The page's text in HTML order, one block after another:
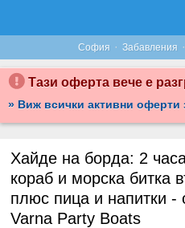
София · Забавления ·
Тази оферта вече е
» Виж всички активни оферти
Хайде на борда: 2
кораб и морска битка
плюс пица и напитки
Varna Party Boats